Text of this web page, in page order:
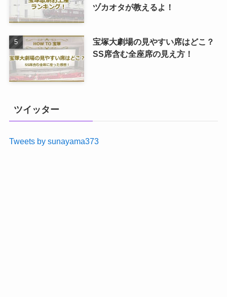
ヅカオタが教えるよ！
宝塚大劇場の見やすい席はどこ？
SS席含む全座席の見え方！
ツイッター
Tweets by sunayama373